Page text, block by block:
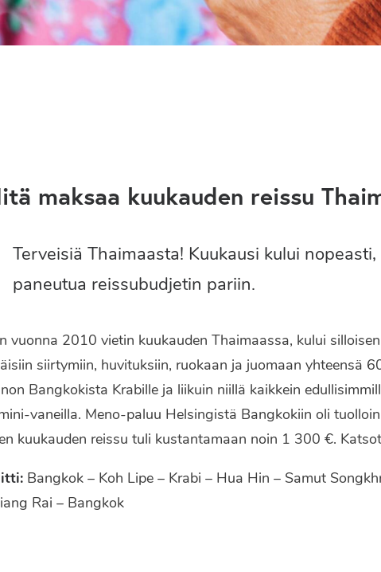
maksaa kuukauden reissu
Terveisiä Thaimaasta! Kuukausi kului
paneutua reissubudjetin pariin.
vuonna 2010 vietin kuukauden Thaimaassa, kului
siirtymiin, huvituksiin, ruokaan ja juomaan yhteensä
Bangkokista Krabille ja liikuin niillä kaikkein
vaneilla. Meno-paluu Helsingistä Bangkokiin oli
kuukauden reissu tuli kustantamaan noin 1 300 €.
Bangkok – Koh Lipe – Krabi – Hua Hin – Samut
Rai – Bangkok